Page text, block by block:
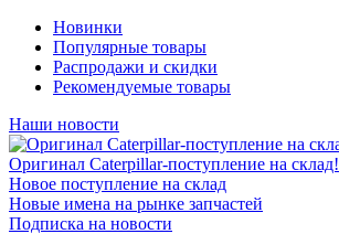
Новинки
Популярные товары
Распродажи и скидки
Рекомендуемые товары
Наши новости
Оригинал Caterpillar-поступление на склад!
Новое поступление на склад
Новые имена на рынке запчастей
Подписка на новости